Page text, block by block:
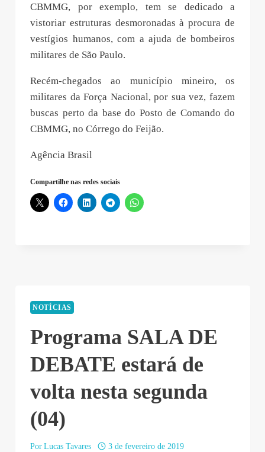
CBMMG, por exemplo, tem se dedicado a
vistoriar estruturas desmoronadas à procura de
vestígios humanos, com a ajuda de bombeiros
militares de São Paulo.
Recém-chegados ao município mineiro, os
militares da Força Nacional, por sua vez, fazem
buscas perto da base do Posto de Comando do
CBMMG, no Córrego do Feijão.
Agência Brasil
Compartilhe nas redes sociais
NOTÍCIAS
Programa SALA DE
DEBATE estará de
volta nesta segunda
(04)
Por Lucas Tavares
3 de fevereiro de 2019